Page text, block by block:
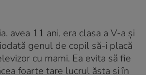
avea 11 ani, era clasa a V-a și
genul de copil să-i placă
cu mami. Ea evita să fie
foarte tare lucrul ăsta și în